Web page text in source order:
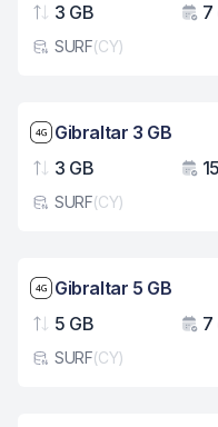
Podaci
3 GB 7
Tip eSIM kartice
SURF(CY)
Brzina mreže: 4G
Gibraltar 3 GB
Podaci
3 GB
Tip eSIM kartice
SURF(CY)
Brzina mreže: 4G
Gibraltar 5 GB
Podaci
5 GB 7
Tip eSIM kartice
SURF(CY)